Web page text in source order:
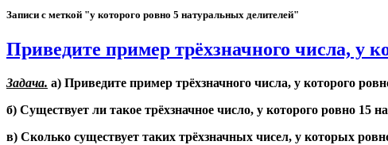
Записи с меткой "у которого ровно 5 натуральных делителей"
Приведите пример трёхзначного числа, у
Задача. а) Приведите пример трёхзначного числа, у которого
б) Существует ли такое трёхзначное число, у которого ровно 15
в) Сколько существует таких трёхзначных чисел, у которых